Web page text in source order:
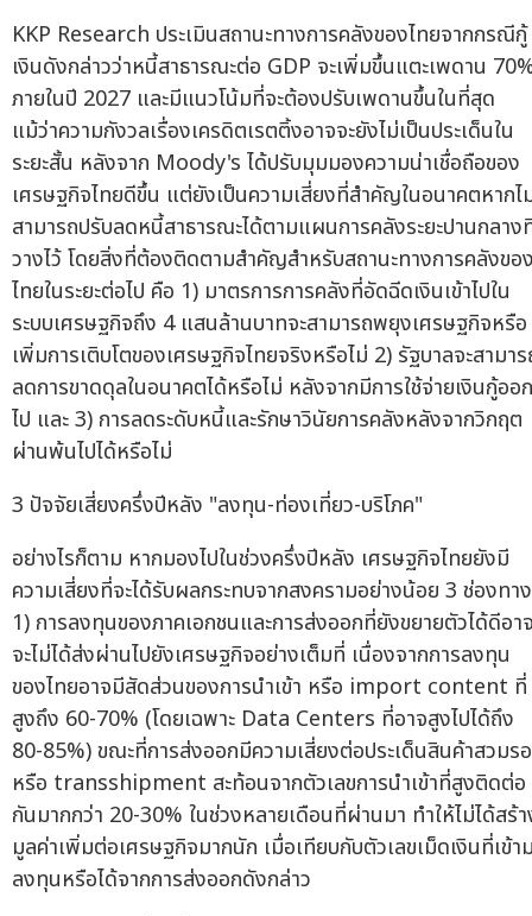
KKP Research ประเมินสถานะทางการคลังของไทยจากกรณีกู้
เงินดังกล่าวว่าหนี้สาธารณะต่อ GDP จะเพิ่มขึ้นแตะเพดาน
ภายในปี 2027 และมีแนวโน้มที่จะต้องปรับเพดานขึ้นในที่สุด
แม้ว่าความกังวลเรื่องเครดิตเรตติ้งอาจจะยังไม่เป็นประเด็นใน
ระยะสั้น หลังจาก Moody's ได้ปรับมุมมองความน่าเชื่อถือของ
เศรษฐกิจไทยดีขึ้น แต่ยังเป็นความเสี่ยงที่สำคัญในอนาคตหากไ
สามารถปรับลดหนี้สาธารณะได้ตามแผนการคลังระยะปานกลาง
วางไว้ โดยสิ่งที่ต้องติดตามสำคัญสำหรับสถานะทางการคลังขอ
ไทยในระยะต่อไป คือ 1) มาตรการการคลังที่อัดฉีดเงินเข้าไปใน
ระบบเศรษฐกิจถึง 4 แสนล้านบาทจะสามารถพยุงเศรษฐกิจหรือ
เพิ่มการเติบโตของเศรษฐกิจไทยจริงหรือไม่ 2) รัฐบาลจะสามา
ลดการขาดดุลในอนาคตได้หรือไม่ หลังจากมีการใช้จ่ายเงินกู้ออก
ไป และ 3) การลดระดับหนี้และรักษาวินัยการคลังหลังจากวิกฤต
ผ่านพ้นไปได้หรือไม่
3 ปัจจัยเสี่ยงครึ่งปีหลัง "ลงทุน-ท่องเที่ยว-บริโภค"
อย่างไรก็ตาม หากมองไปในช่วงครึ่งปีหลัง เศรษฐกิจไทยยังมี
ความเสี่ยงที่จะได้รับผลกระทบจากสงครามอย่างน้อย 3 ช่องทาง
1) การลงทุนของภาคเอกชนและการส่งออกที่ยังขยายตัวได้ดีอา
จะไม่ได้ส่งผ่านไปยังเศรษฐกิจอย่างเต็มที่ เนื่องจากการลงทุน
ของไทยอาจมีสัดส่วนของการนำเข้า หรือ import content ที่
สูงถึง 60-70% (โดยเฉพาะ Data Centers ที่อาจสูงไปได้ถึง
80-85%) ขณะที่การส่งออกมีความเสี่ยงต่อประเด็นสินค้าสวมร
หรือ transshipment สะท้อนจากตัวเลขการนำเข้าที่สูงติดต่อ
กันมากกว่า 20-30% ในช่วงหลายเดือนที่ผ่านมา ทำให้ไม่ได้สร้
มูลค่าเพิ่มต่อเศรษฐกิจมากนัก เมื่อเทียบกับตัวเลขเม็ดเงินที่เข้า
ลงทุนหรือได้จากการส่งออกดังกล่าว